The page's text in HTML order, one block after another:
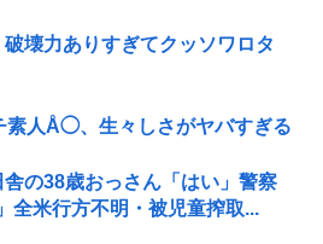
破壊力ありすぎてクッソワロタ
素人Å◯、生々しさがヤバすぎる
の38歳おっさん「はい」警察
全米行方不明・被児童搾取...